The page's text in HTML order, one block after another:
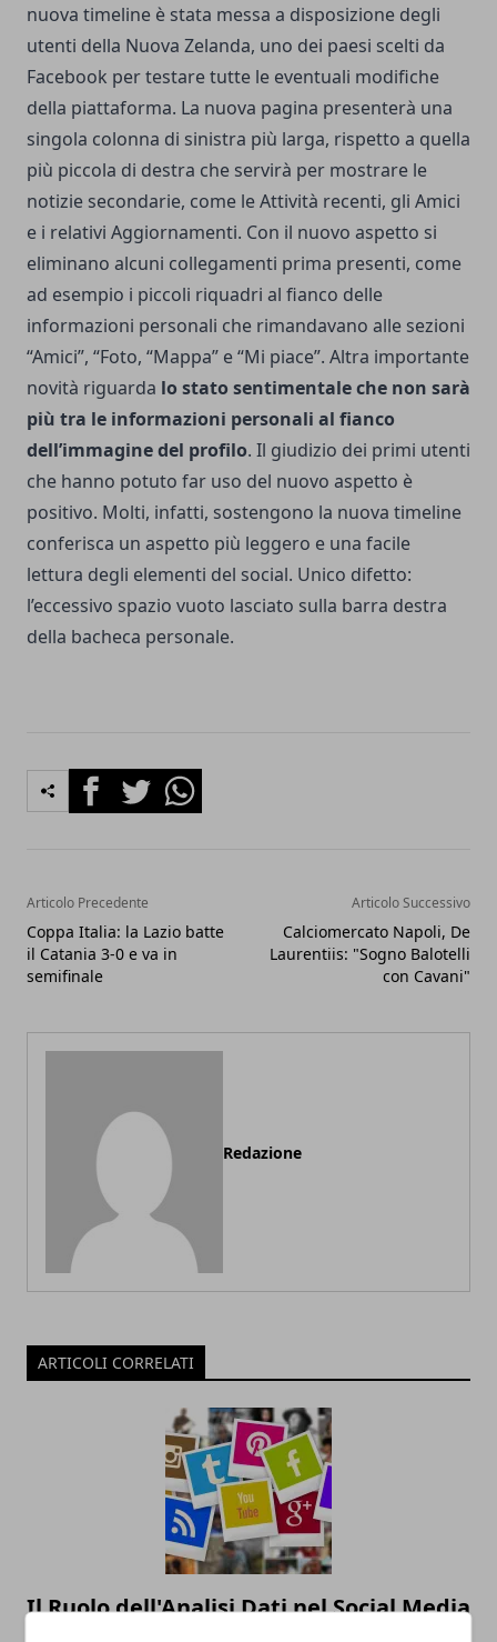
nuova timeline è stata messa a disposizione degli
utenti della Nuova Zelanda, uno dei paesi scelti da
Facebook per testare tutte le eventuali modifiche
della piattaforma. La nuova pagina presenterà una
singola colonna di sinistra più larga, rispetto a quella
più piccola di destra che servirà per mostrare le
notizie secondarie, come le Attività recenti, gli Amici
e i relativi Aggiornamenti. Con il nuovo aspetto si
eliminano alcuni collegamenti prima presenti, come
ad esempio i piccoli riquadri al fianco delle
informazioni personali che rimandavano alle sezioni
“Amici”, “Foto, “Mappa” e “Mi piace”. Altra importante
novità riguarda lo stato sentimentale che non sarà
più tra le informazioni personali al fianco
dell’immagine del profilo. Il giudizio dei primi utenti
che hanno potuto far uso del nuovo aspetto è
positivo. Molti, infatti, sostengono la nuova timeline
conferisca un aspetto più leggero e una facile
lettura degli elementi del social. Unico difetto:
l’eccessivo spazio vuoto lasciato sulla barra destra
della bacheca personale.
FacebookTwitterWhatsapp
Articolo Precedente
Coppa Italia: la Lazio batte
il Catania 3-0 e va in
semifinale
Articolo Successivo
Calciomercato Napoli, De
Laurentiis: "Sogno Balotelli
con Cavani"
Redazione
ARTICOLI CORRELATI
Il Ruolo dell'Analisi Dati nel Social Media